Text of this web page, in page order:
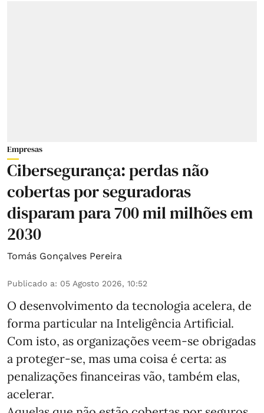
Empresas
Cibersegurança: perdas não
cobertas por seguradoras
disparam para 700 mil milhões em
2030
Tomás Gonçalves Pereira
Publicado a: 05 Agosto 2026, 10:52
O desenvolvimento da tecnologia acelera, de
forma particular na Inteligência Artificial.
Com isto, as organizações veem-se obrigadas
a proteger-se, mas uma coisa é certa: as
penalizações financeiras vão, também elas,
acelerar.